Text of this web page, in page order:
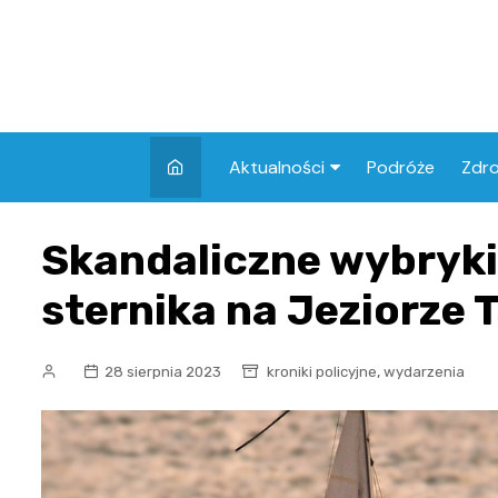
Aktualności Podróże
Skandaliczne
sternika na Jeziorze
28 sierpnia 2023 kroniki policyjne, wydarzenia